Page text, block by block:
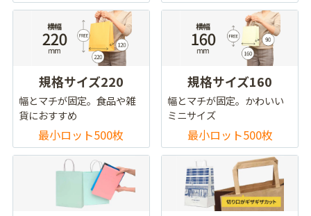
規格サイズ220
幅とマチが固定。食品や雑
貨におすすめ
最小ロット500枚
規格サイズ160
幅とマチが固定。かわいい
ミニサイズ
最小ロット500枚